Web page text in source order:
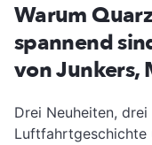
Warum
spannend
von Junkers,
Drei Neuheiten,
Luftfahrtgeschichte